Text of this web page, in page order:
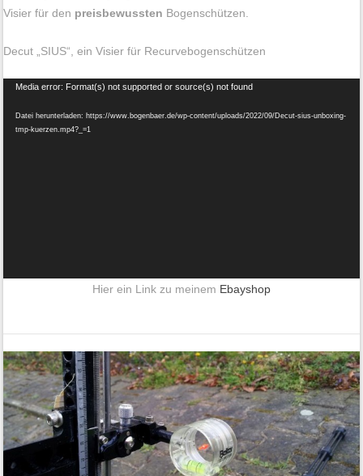
Visier für den preisbewussten Bogenschützen.
Decut „SIUS“, ein Visier für Recurvebogenschützen
Video-
Media error: Format(s) not supported or source(s) not found
Datei herunterladen: https://www.bogenbaer.de/wp-content/uploads/2022/09/Decut-sius-unboxing-
tmp-kuerzen.mp4?_=1
Hier ein Link zu meinem Ebayshop